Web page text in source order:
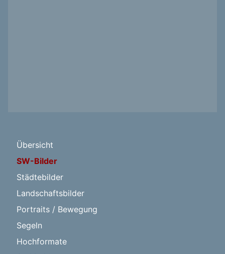
Übersicht
SW-Bilder
Städtebilder
Landschaftsbilder
Portraits / Bewegung
Segeln
Hochformate